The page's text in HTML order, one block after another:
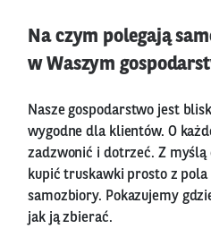
Na czym polegają
w Waszym
Nasze gospodarstwo jest
wygodne dla klientów. O
zadzwonić i dotrzeć. Z
kupić truskawki prosto z
samozbiory. Pokazujemy
jak ją zbierać.